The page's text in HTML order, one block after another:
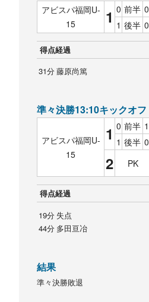
アビスパ福岡U-
15
1 0 前半 0
1 後半 0
得点経過
31分 藤原尚篤
準々決勝13:10キックオフ
アビスパ福岡U-
15
1 0 前半 1
1 後半 0
2 PK
得点経過
19分 失点
44分 多田亘冶
結果
準々決勝敗退